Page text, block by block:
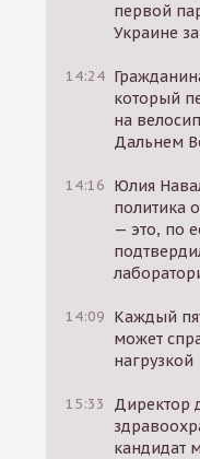
первой
Украине
14:24
который
на
Дальнем
14:16 Юлия
политика
— это, по
14:09 Каждый
может
нагрузкой
15:33
Директор
кандидат